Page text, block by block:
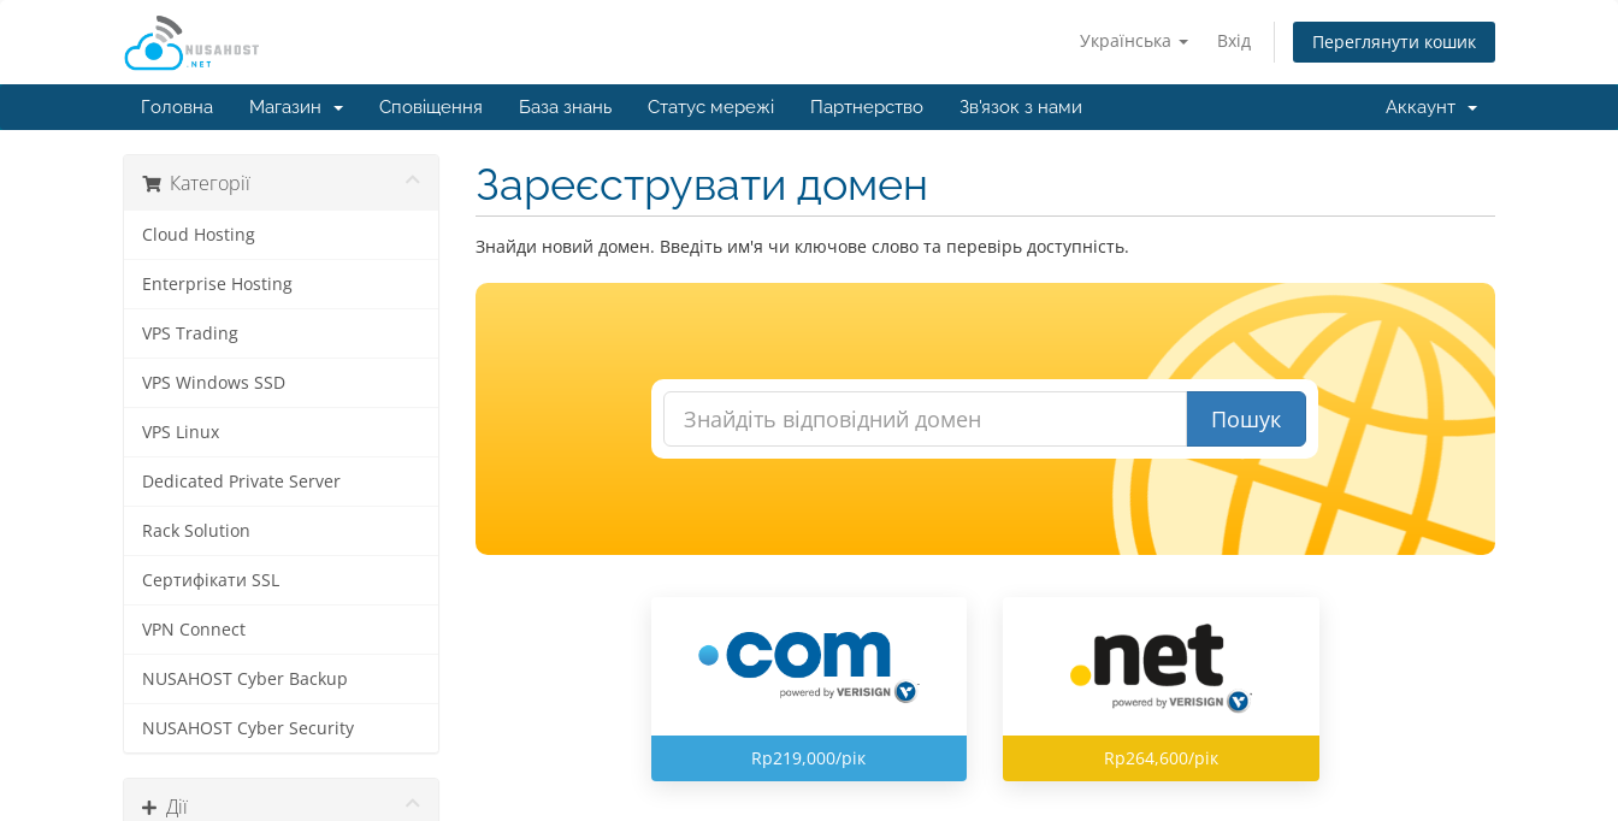
Українська Вхід Переглянути кошик
Головна Магазин Сповіщення База знань Статус мережі Партнерство Зв'язок з нами Аккаунт
Категорії
Cloud Hosting
Enterprise Hosting
VPS Trading
VPS Windows SSD
VPS Linux
Dedicated Private Server
Rack Solution
Сертифікати SSL
VPN Connect
NUSAHOST Cyber Backup
NUSAHOST Cyber Security
Дії
Зареєструвати домен
Знайди новий домен. Введіть им'я чи ключове слово та перевірь доступність.
Пошук
Rp219,000/рік Rp264,600/рік